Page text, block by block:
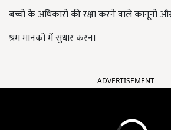
बच्चों के अधिकारों की रक्षा करने वाले कानूनों
श्रम मानकों में सुधार करना
ADVERTISEMENT